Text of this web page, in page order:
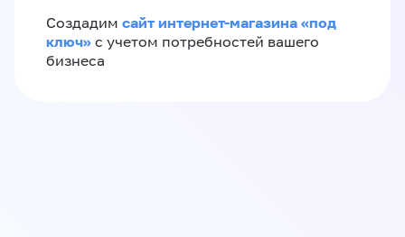
Создадим сайт интернет-магазина «под
ключ» с учетом потребностей вашего
бизнеса